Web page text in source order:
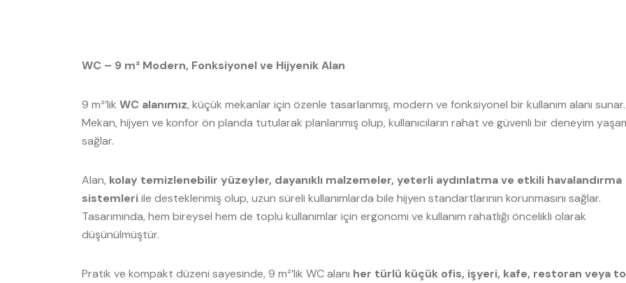
WC – 9 m² Modern, Fonksiyonel ve Hijyenik Alan
9 m²’lik WC alanımız, küçük mekanlar için özenle tasarlanmış, modern ve fonksiyonel bir kullanım alanı sunar.
Mekan, hijyen ve konfor ön planda tutularak planlanmış olup, kullanıcıların rahat ve güvenli bir deneyim
sağlar.
Alan, kolay temizlenebilir yüzeyler, dayanıklı malzemeler, yeterli aydınlatma ve etkili havalandırma
sistemleriile desteklenmiş olup, uzun süreli kullanımlarda bile hijyen standartlarının korunmasını sağlar.
Tasarımında, hem bireysel hem de toplu kullanımlar için ergonomi ve kullanım rahatlığı öncelikli olarak
düşünülmüştür.
Pratik ve kompakt düzeni sayesinde, 9 m²’lik WC alanı her türlü küçük ofis, işyeri, kafe, restoran veya